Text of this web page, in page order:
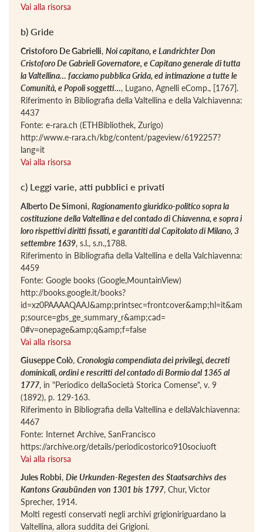
Vai alla risorsa
b) Gride
Cristoforo De Gabrielli, Noi capitano, e Landrichter Don
Cristoforo De Gabrieli Governatore, e Capitano generale di tutta
la Valtellina… facciamo pubblica Grida, ed intimazione a tutte le
Comunità, e Popoli soggetti…, Lugano, Agnelli eComp., [1767].
Riferimento in Bibliografia della Valtellina e della Valchiavenna:
4437
Fonte: e-rara.ch (ETHBibliothek, Zurigo)
http://www.e-rara.ch/kbg/content/pageview/6192257?
lang=it
Vai alla risorsa
c) Leggi varie, atti pubblici e privati
Alberto De Simoni, Ragionamento giuridico-politico sopra la
costituzione della Valtellina e del contado di Chiavenna, e sopra i
loro rispettivi diritti fissati, e garantiti dal Capitolato di Milano, 3
settembre 1639, s.l., s.n.,1788.
Riferimento in Bibliografia della Valtellina e della Valchiavenna:
4459
Fonte: Google books (Google,MountainView)
http://books.google.it/books?
id=xz0PAAAAQAAJ&amp;printsec=frontcover&amp;hl=it&am
p;source=gbs_ge_summary_r&amp;cad=
0#v=onepage&amp;q&amp;f=false
Vai alla risorsa
Giuseppe Colò, Cronologia compendiata dei privilegi, decreti
dominicali, ordini e rescritti del contado di Bormio dal 1365 al
1777, in "Periodico dellaSocietà Storica Comense", v. 9
(1892), p. 129-163.
Riferimento in Bibliografia della Valtellina e dellaValchiavenna:
4467
Fonte: Internet Archive, SanFrancisco
https://archive.org/details/periodicostorico910sociuoft
Vai alla risorsa
Jules Robbi, Die Urkunden-Regesten des Staatsarchivs des
Kantons Graubünden von 1301 bis 1797, Chur, Victor
Sprecher, 1914.
Molti regesti conservati negli archivi grigioniriguardano la
Valtellina, allora suddita dei Grigioni.